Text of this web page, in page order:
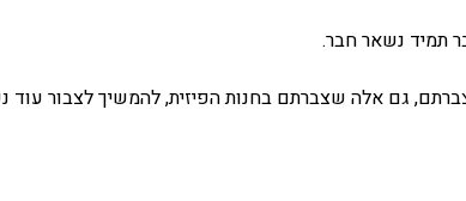
תמיד נשאר חבר.
גם אלה שצברתם בחנות הפיזית, להמשיך לצבור עוד